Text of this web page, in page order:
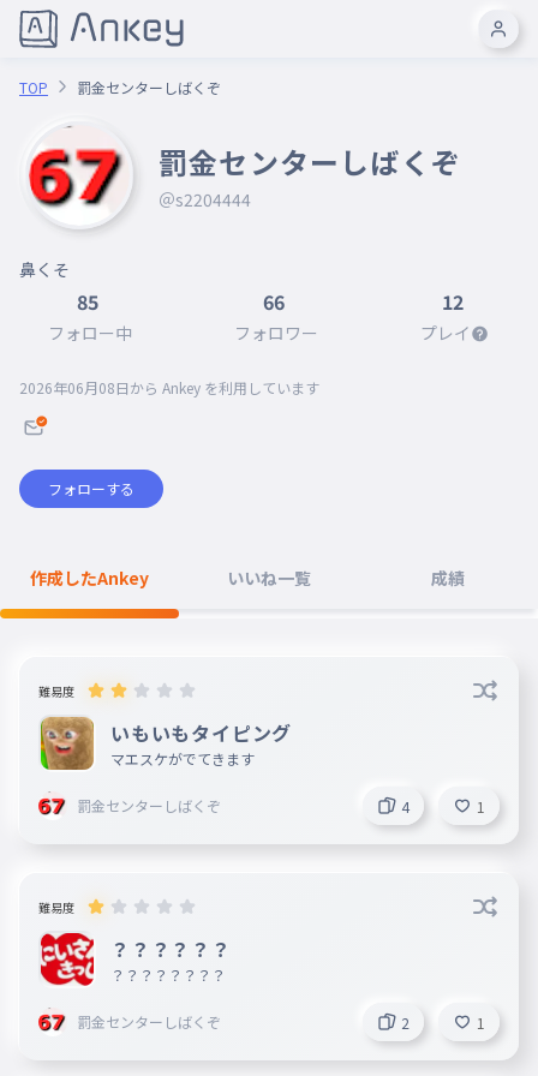
TOP 罰金センターしばくぞ
罰金センターしばくぞ
＠s2204444
85
フォロー中
66
フォロワー
12
プレイ
2026年06月08日から Ankey を利用しています
フォローする
作成したAnkey いいね一覧 成績
難易度
いもいもタイピング
マエスケがでてきます
罰金センターしばくぞ 4 1
難易度
？？？？？？
？？？？？？？？
罰金センターしばくぞ 2 1